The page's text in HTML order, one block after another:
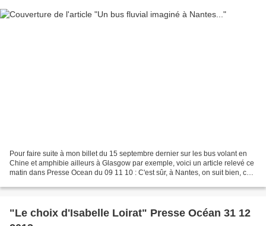
Pour faire suite à mon billet du 15 septembre dernier sur les bus volant en
Chine et amphibie ailleurs à Glasgow par exemple, voici un article relevé ce
matin dans Presse Ocean du 09 11 10 : C'est sûr, à Nantes, on suit bien, ce
"Le choix d'Isabelle Loirat" Presse Océan 31 12